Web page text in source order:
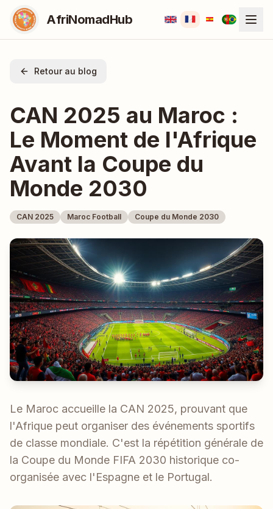
AfriNomadHub
Retour au blog
CAN 2025 au Maroc :
Le Moment de l'Afrique
Avant la Coupe du
Monde 2030
CAN 2025 Maroc Football Coupe du Monde 2030
Le Maroc accueille la CAN 2025, prouvant que
l'Afrique peut organiser des événements sportifs
de classe mondiale. C'est la répétition générale de
la Coupe du Monde FIFA 2030 historique co-
organisée avec l'Espagne et le Portugal.